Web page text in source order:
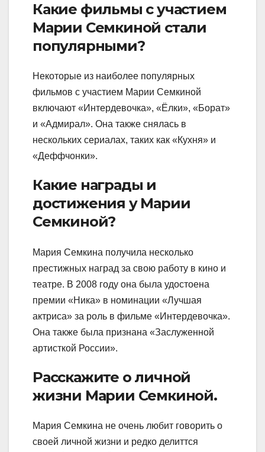
Какие фильмы с участием
Марии Семкиной стали
популярными?
Некоторые из наиболее популярных
фильмов с участием Марии Семкиной
включают «Интердевочка», «Ёлки», «Борат»
и «Адмирал». Она также снялась в
нескольких сериалах, таких как «Кухня» и
«Деффчонки».
Какие награды и
достижения у Марии
Семкиной?
Мария Семкина получила несколько
престижных наград за свою работу в кино и
театре. В 2008 году она была удостоена
премии «Ника» в номинации «Лучшая
актриса» за роль в фильме «Интердевочка».
Она также была признана «Заслуженной
артисткой России».
Расскажите о личной
жизни Марии Семкиной.
Мария Семкина не очень любит говорить о
своей личной жизни и редко делиттся